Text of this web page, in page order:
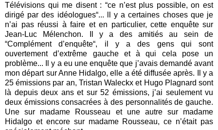
Télévisions qui me disent : “ce n’est plus possible, on est
dirigé par des idéologues“... ll y a certaines choses que je
n’ai pas réussi à faire et en particulier, cette enquête sur
Jean-Luc Mélenchon. Il y a des amitiés au sein de
“Complément d’enquête“, il y a des gens qui sont
ouvertement d’extrême gauche et à qui cela pose un
problème... Il y a eu une enquête que j’avais demandé avant
mon départ sur Anne Hidalgo, elle a été diffusée après. Il y a
25 émissions par an, Tristan Waleckx et Hugo Plagnard sont
là depuis deux ans et sur 52 émissions, j’ai seulement vu
deux émissions consacrées à des personnalités de gauche.
Une sur madame Rousseau et une autre sur madame
Hidalgo et encore sur madame Rousseau, ce n’était pas